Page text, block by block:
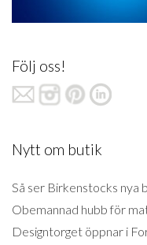
Följ oss!
Nytt om butik
Så ser Birkenstocks nya
Obemannad hubb för
Designtorget öppnar i